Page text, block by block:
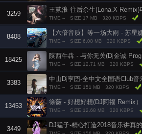
3259
王贰浪 往后余生(Lona.X Remix)
TIME -- SIZE 17 MB 320 KBPS
8408
【六倍音质】等一场大雨 - 苏星
TIME -- SIZE 6.08 MB 320 KBPS
18425
陕西牛犇 - 与你无关(Dj金诚
TIME -- SIZE 12.71 MB 320 KBPS
3383
中山Dj亨囝-全中文全国语Club
TIME -- SIZE 151 MB 320 KBPS
13453
徐薇 - 好想好想(DJ阿福 Remix）
TIME -- SIZE 12.68 MB 320 KBPS
3449
DJ猛子-精心打造2018音乐讲真